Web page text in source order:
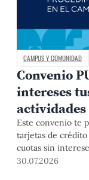
CAMPUS Y COMUNIDAD
Convenio
intereses
Este convenio te
tarjetas de crédito
cuotas sin
hasta el 31 de
30.07.2026